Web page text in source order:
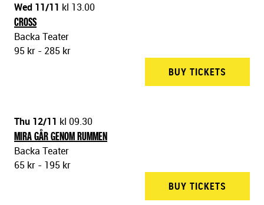
Wed 11/11 kl 13.00
CROSS
Backa Teater
95 kr - 285 kr
BUY TICKETS
Thu 12/11 kl 09.30
MIRA GÅR GENOM RUMMEN
Backa Teater
65 kr - 195 kr
BUY TICKETS